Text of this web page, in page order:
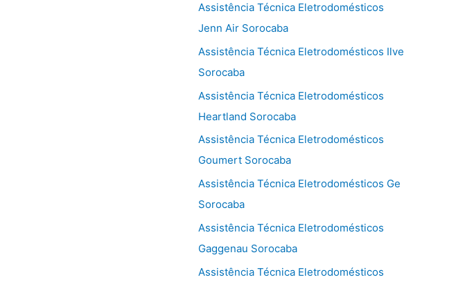
Assistência Técnica Eletrodomésticos
Jenn Air Sorocaba
Assistência Técnica Eletrodomésticos Ilve
Sorocaba
Assistência Técnica Eletrodomésticos
Heartland Sorocaba
Assistência Técnica Eletrodomésticos
Goumert Sorocaba
Assistência Técnica Eletrodomésticos Ge
Sorocaba
Assistência Técnica Eletrodomésticos
Gaggenau Sorocaba
Assistência Técnica Eletrodomésticos